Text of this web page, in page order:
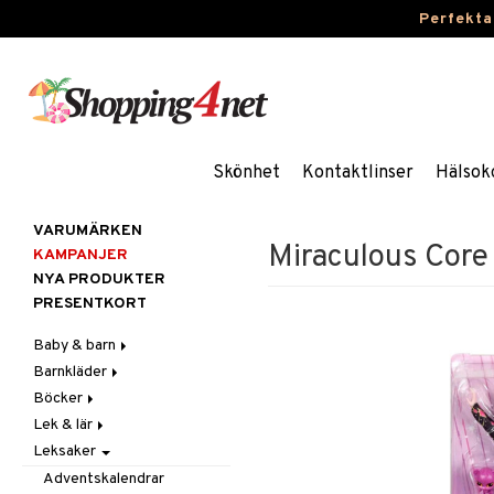
Skönhet Kontaktlinser
Miraculous
VARUMÄRKEN
KAMPANJER
NYA PRODUKTER
PRESENTKORT
Baby & barn
Accessoarer
För håret
Hattar & Mössor
Övrigt
Plånböcker
Aktivitet
Babygym
Babysitters
Bit & Skallra
Äta
Barnservis
Haklappar
Badrockar & Handdukar
Barnvagnstillbehör
Barnkläder
Accessoarer
Kepsar & Solhattar
Badkläder & UV-kläder
Klänningar
Nederdelar
Böcker
Dagböcker
Läs & Lär
Målarböcker
Lek & lär
Experiment
Inlärningsspel
Leksaker
Adventskalendrar